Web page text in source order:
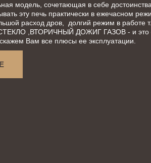
модель, сочетающая в себе
эту печь практически в ежечасном
расход дров,  долгий режим в работе
,ВТОРИЧНЫЙ ДОЖИГ ГАЗОВ - и это
Вам все плюсы ее эксплуатации.